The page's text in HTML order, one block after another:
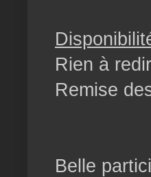
Rien à
Remise
Belle